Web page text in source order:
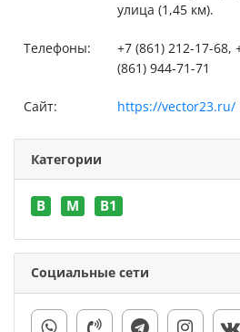
улица (1,45 км).
Телефоны:
+7 (861) 212-17-68,
(861) 944-71-71
Сайт: https://vector23.ru/
Категории
B M В1
Социальные сети